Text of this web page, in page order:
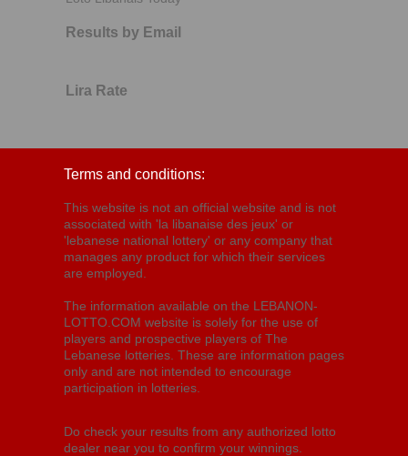
Results by Email
Lira Rate
Terms and conditions:
This website is not an official website and is not
associated with 'la libanaise des jeux' or
'lebanese national lottery' or any company that
manages any product for which their services
are employed.
The information available on the LEBANON-
LOTTO.COM website is solely for the use of
players and prospective players of The
Lebanese lotteries. These are information pages
only and are not intended to encourage
participation in lotteries.
Do check your results from any authorized lotto
dealer near you to confirm your winnings.